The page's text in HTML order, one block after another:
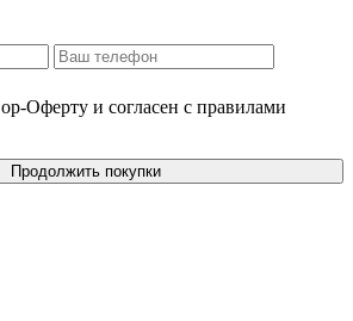
Оферту и согласен с правилами
Продолжить покупки